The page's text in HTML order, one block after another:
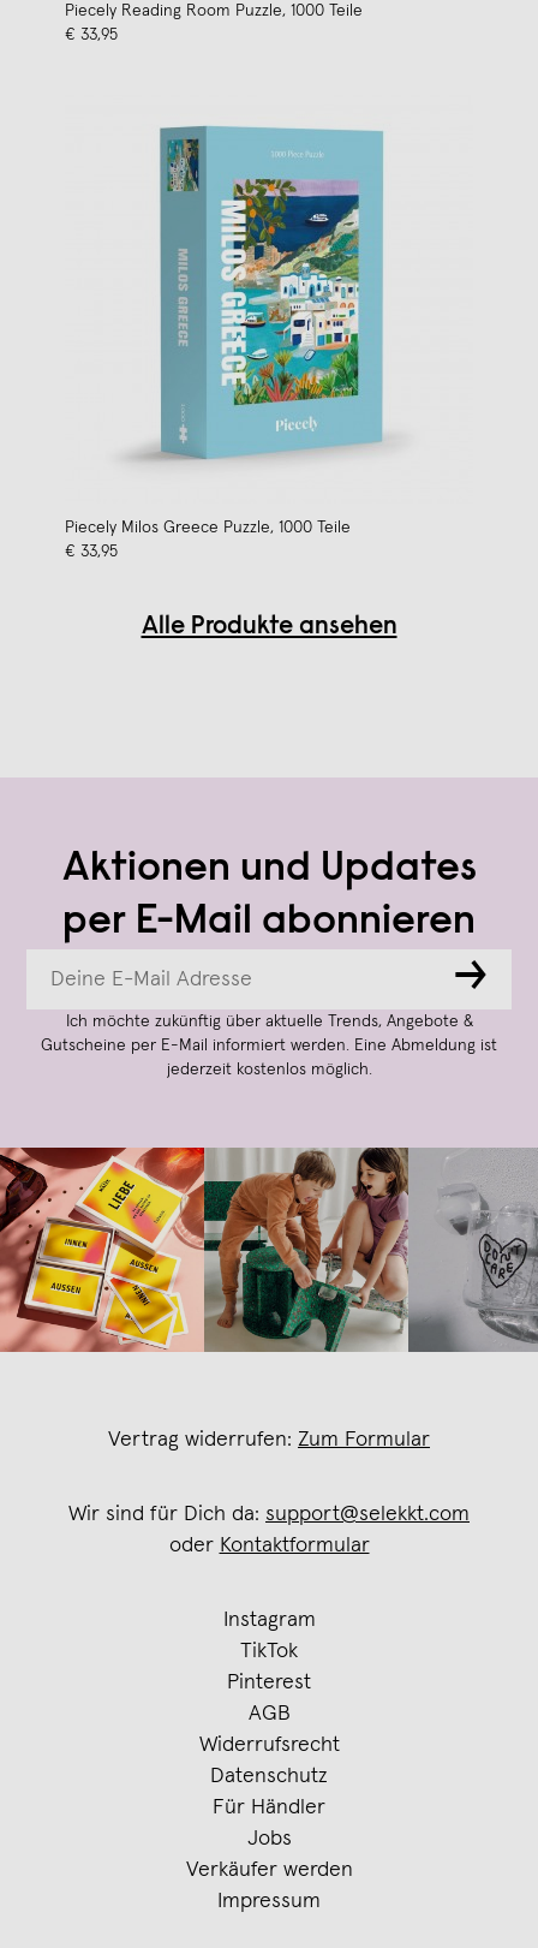
Piecely Reading Room Puzzle, 1000 Teile
€ 33,95
Piecely Milos Greece Puzzle, 1000 Teile
€ 33,95
Alle Produkte ansehen
Aktionen und Updates
per E-Mail abonnieren
→
Ich möchte zukünftig über aktuelle Trends, Angebote &
Gutscheine per E-Mail informiert werden. Eine Abmeldung ist
jederzeit kostenlos möglich.
Vertrag widerrufen: Zum Formular
Wir sind für Dich da: support@selekkt.com
oder Kontaktformular
Instagram
TikTok
Pinterest
AGB
Widerrufsrecht
Datenschutz
Für Händler
Jobs
Verkäufer werden
Impressum